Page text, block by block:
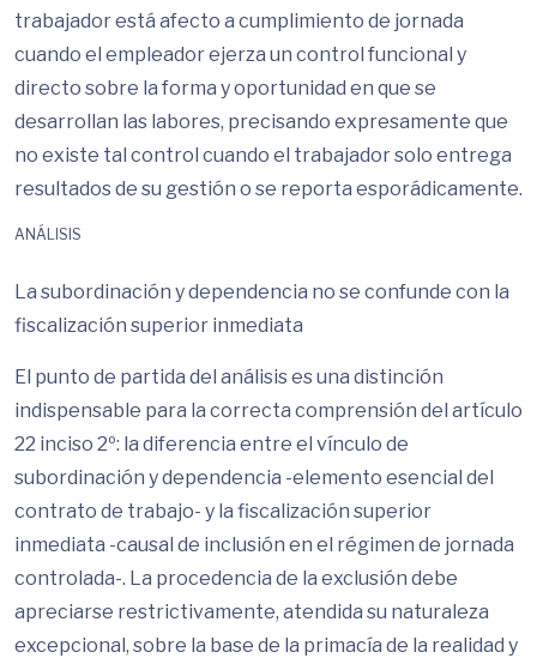
trabajador está afecto a cumplimiento de jornada
cuando el empleador ejerza un control funcional y
directo sobre la forma y oportunidad en que se
desarrollan las labores, precisando expresamente que
no existe tal control cuando el trabajador solo entrega
resultados de su gestión o se reporta esporádicamente.
ANÁLISIS
La subordinación y dependencia no se confunde con la
fiscalización superior inmediata
El punto de partida del análisis es una distinción
indispensable para la correcta comprensión del artículo
22 inciso 2º: la diferencia entre el vínculo de
subordinación y dependencia -elemento esencial del
contrato de trabajo- y la fiscalización superior
inmediata -causal de inclusión en el régimen de jornada
controlada-. La procedencia de la exclusión debe
apreciarse restrictivamente, atendida su naturaleza
excepcional, sobre la base de la primacía de la realidad y